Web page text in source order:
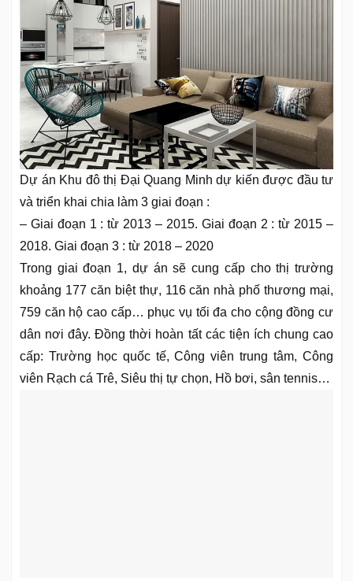
Dự án Khu đô thị Đại Quang Minh dự kiến được đầu tư
và triển khai chia làm 3 giai đoạn :
– Giai đoạn 1 : từ 2013 – 2015. Giai đoạn 2 : từ 2015 –
2018. Giai đoạn 3 : từ 2018 – 2020
Trong giai đoạn 1, dự án sẽ cung cấp cho thị trường
khoảng 177 căn biệt thự, 116 căn nhà phố thương mại,
759 căn hộ cao cấp… phục vụ tối đa cho cộng đồng cư
dân nơi đây. Đồng thời hoàn tất các tiện ích chung cao
cấp: Trường học quốc tế, Công viên trung tâm, Công
viên Rạch cá Trê, Siêu thị tự chọn, Hồ bơi, sân tennis…